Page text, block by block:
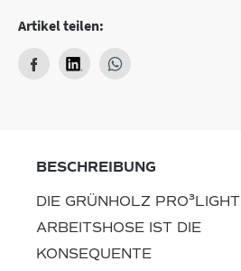
Artikel teilen:
BESCHREIBUNG
DIE GRÜNHOLZ PRO³LIGHT
ARBEITSHOSE IST DIE
KONSEQUENTE